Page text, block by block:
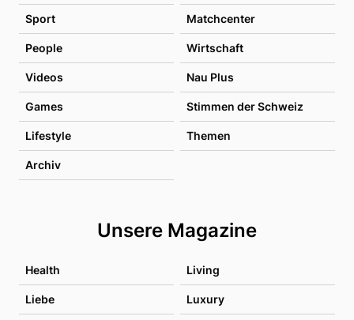
Sport Matchcenter
People Wirtschaft
Videos Nau Plus
Games Stimmen der Schweiz
Lifestyle Themen
Archiv
Unsere Magazine
Health Living
Liebe Luxury